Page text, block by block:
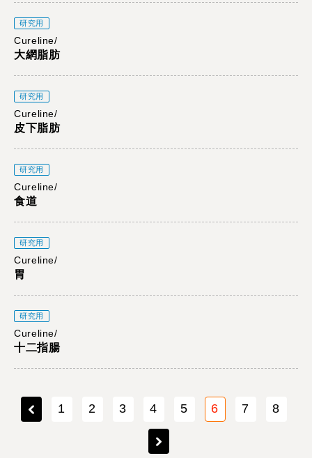
研究用
Cureline/
大網脂肪
研究用
Cureline/
皮下脂肪
研究用
Cureline/
食道
研究用
Cureline/
胃
研究用
Cureline/
十二指腸
1 2 3 4 5 6 7 8